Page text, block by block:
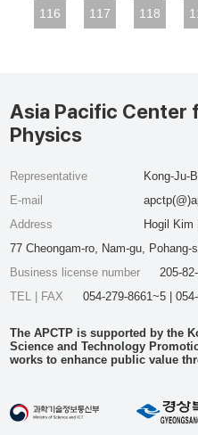
116
117 118
Asia Pacific Center
Physics
Representative
Kong-Ju-
E-mail
Address
Hogil Kim
77 Cheongam-ro, Nam-gu,
Business license number
205-
TEL | FAX
054-279-8661~5 |
The APCTP is supported by the
Science and Technology
works to enhance public value